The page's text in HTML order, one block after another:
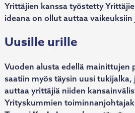
Yrittäjien kanssa työstetty
ideana on ollut auttaa
Uusille urille
Vuoden alusta edellä mainittujen
saatiin myös täysin uusi tukijalka,
auttaa yrittäjiä niiden
Yrityskummien